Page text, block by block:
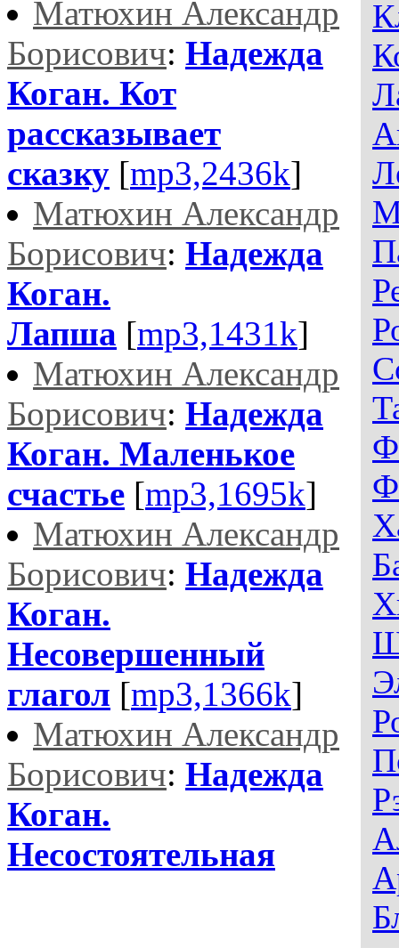
Матюхин Александр
Борисович: Надежда
Коган. Кот
рассказывает
сказку [mp3,2436k]
Матюхин Александр
Борисович: Надежда
Коган.
Лапша [mp3,1431k]
Матюхин Александр
Борисович: Надежда
Коган. Маленькое
счастье [mp3,1695k]
Матюхин Александр
Борисович: Надежда
Коган.
Несовершенный
глагол [mp3,1366k]
Матюхин Александр
Борисович: Надежда
Коган.
Несостоятельная